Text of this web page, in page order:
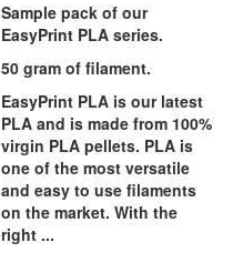
Sample pack of our
EasyPrint PLA series.
50 gram of filament.
EasyPrint PLA is our latest
PLA and is made from 100%
virgin PLA pellets. PLA is
one of the most versatile
and easy to use filaments
on the market. With the
right ...